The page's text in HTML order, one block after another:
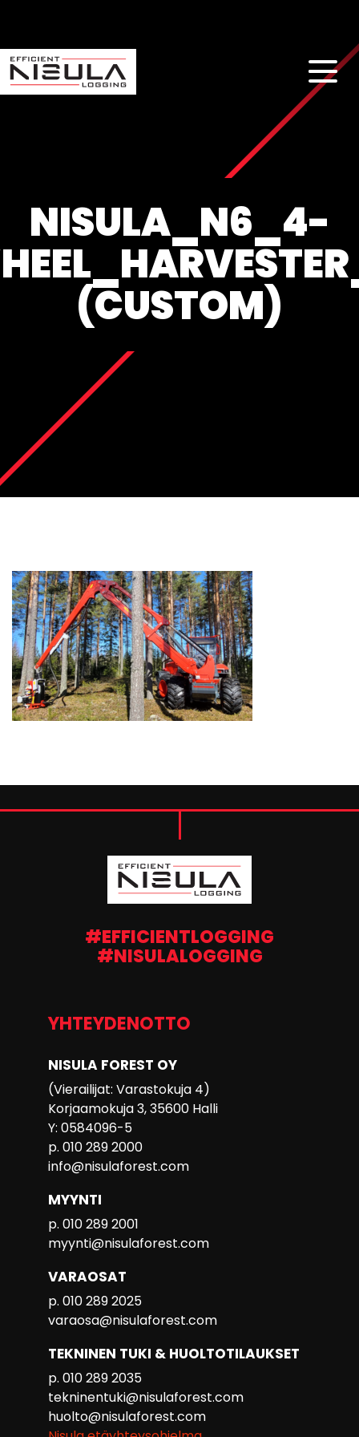
NISULA_N6_4-
(CUSTOM)
#EFFICIENTLOGGING
#NISULALOGGING
YHTEYDENOTTO
NISULA FOREST OY
(Vierailijat: Varastokuja 4)
Korjaamokuja 3, 35600 Halli
Y: 0584096-5
p. 010 289 2000
info@nisulaforest.com
MYYNTI
p. 010 289 2001
myynti@nisulaforest.com
VARAOSAT
p. 010 289 2025
varaosa@nisulaforest.com
TEKNINEN TUKI & HUOLTOTILAUKSET
p. 010 289 2035
tekninentuki@nisulaforest.com
huolto@nisulaforest.com